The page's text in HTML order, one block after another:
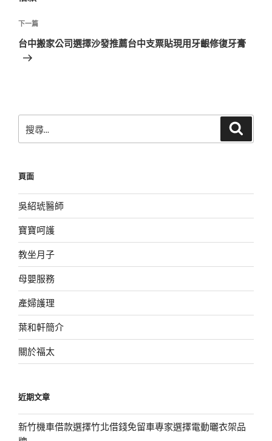
覽
章
下
一
篇
下一篇
台中搬家公司選擇沙發推薦台中支票貼現用牙齦修復牙膏
尋
字:
頁面
吳紹琥醫師
寶寶呵護
教坐月子
母嬰服務
產婦護理
葉和軒簡介
關於福太
近期文章
新竹機車借款選擇竹北借錢免留車專家選擇電動曬衣架品